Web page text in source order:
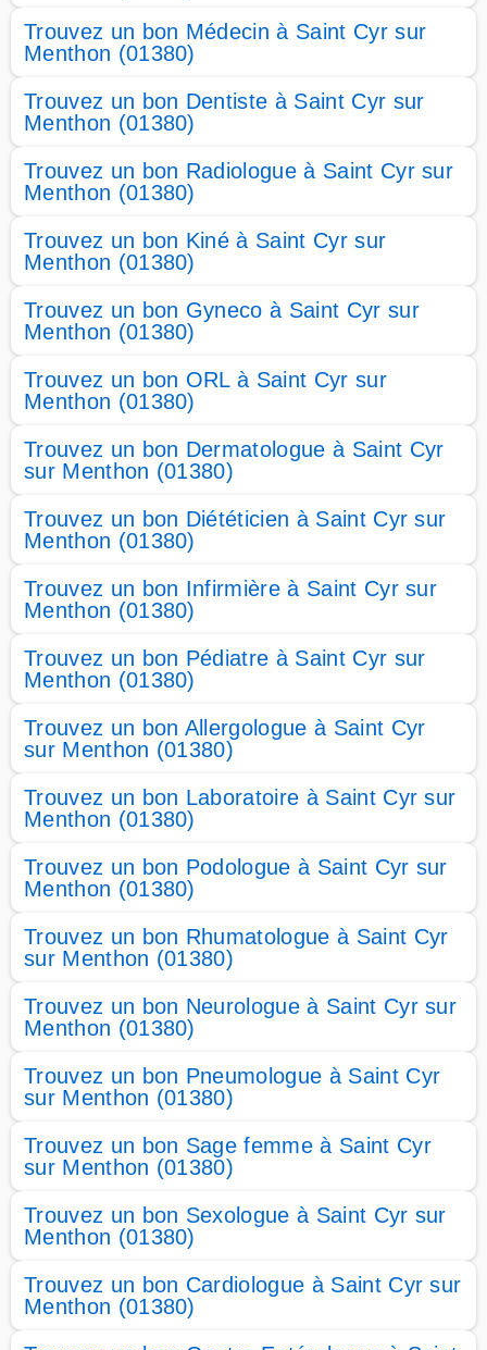
Trouvez un bon Médecin à Saint Cyr sur
Menthon (01380)
Trouvez un bon Dentiste à Saint Cyr sur
Menthon (01380)
Trouvez un bon Radiologue à Saint Cyr sur
Menthon (01380)
Trouvez un bon Kiné à Saint Cyr sur
Menthon (01380)
Trouvez un bon Gyneco à Saint Cyr sur
Menthon (01380)
Trouvez un bon ORL à Saint Cyr sur
Menthon (01380)
Trouvez un bon Dermatologue à Saint Cyr
sur Menthon (01380)
Trouvez un bon Diététicien à Saint Cyr sur
Menthon (01380)
Trouvez un bon Infirmière à Saint Cyr sur
Menthon (01380)
Trouvez un bon Pédiatre à Saint Cyr sur
Menthon (01380)
Trouvez un bon Allergologue à Saint Cyr
sur Menthon (01380)
Trouvez un bon Laboratoire à Saint Cyr sur
Menthon (01380)
Trouvez un bon Podologue à Saint Cyr sur
Menthon (01380)
Trouvez un bon Rhumatologue à Saint Cyr
sur Menthon (01380)
Trouvez un bon Neurologue à Saint Cyr sur
Menthon (01380)
Trouvez un bon Pneumologue à Saint Cyr
sur Menthon (01380)
Trouvez un bon Sage femme à Saint Cyr
sur Menthon (01380)
Trouvez un bon Sexologue à Saint Cyr sur
Menthon (01380)
Trouvez un bon Cardiologue à Saint Cyr sur
Menthon (01380)